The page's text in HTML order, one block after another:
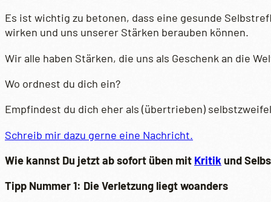
Es ist wichtig zu betonen, dass eine gesunde
wirken und uns unserer Stärken berauben können.
Wir alle haben Stärken, die uns als Geschenk an die
Wo ordnest du dich ein?
Empfindest du dich eher als (übertrieben)
Schreib mir dazu gerne eine Nachricht.
Wie kannst Du jetzt ab sofort üben mit Kritik und
Tipp Nummer 1: Die Verletzung liegt woanders